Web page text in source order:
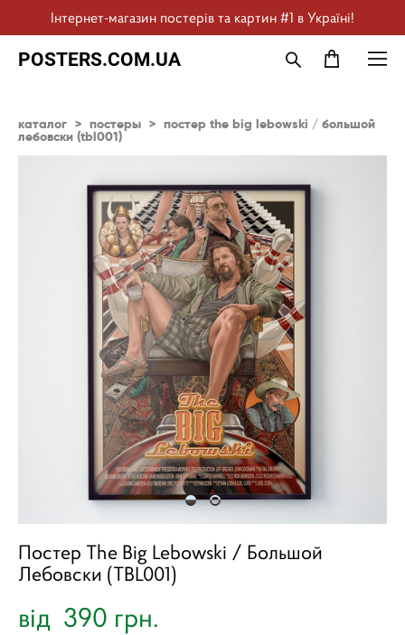
Інтернет-магазин постерів та картин #1 в Україні!
POSTERS.COM.UA
каталог > постеры > постер the big lebowski / большой
лебовски (tbl001)
Постер The Big Lebowski / Большой
Лебовски (TBL001)
від 390 грн.